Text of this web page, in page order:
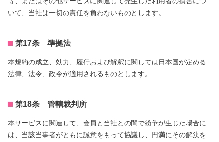
いて、当社は一切の責任を負わないものとします。
第17条 準拠法
本規約の成立、効力、履行および解釈に関しては日本国が定める
法律、法令、政令が適用されるものとします。
第18条 管轄裁判所
本サービスに関連して、会員と当社との間で紛争が生じた場合に
は、当該当事者がともに誠意をもって協議し、円満にその解決を